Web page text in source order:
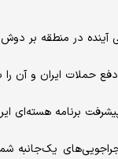
آینده در منطقه بر دوش
حملات ایران و آن
برنامه هسته‌ای